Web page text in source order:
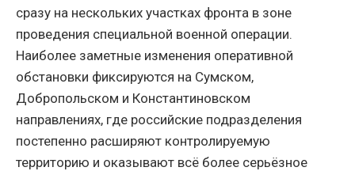
сразу на нескольких участках фронта в зоне
проведения специальной военной операции.
Наиболее заметные изменения оперативной
обстановки фиксируются на Сумском,
Добропольском и Константиновском
направлениях, где российские подразделения
постепенно расширяют контролируемую
территорию и оказывают всё более серьёзное